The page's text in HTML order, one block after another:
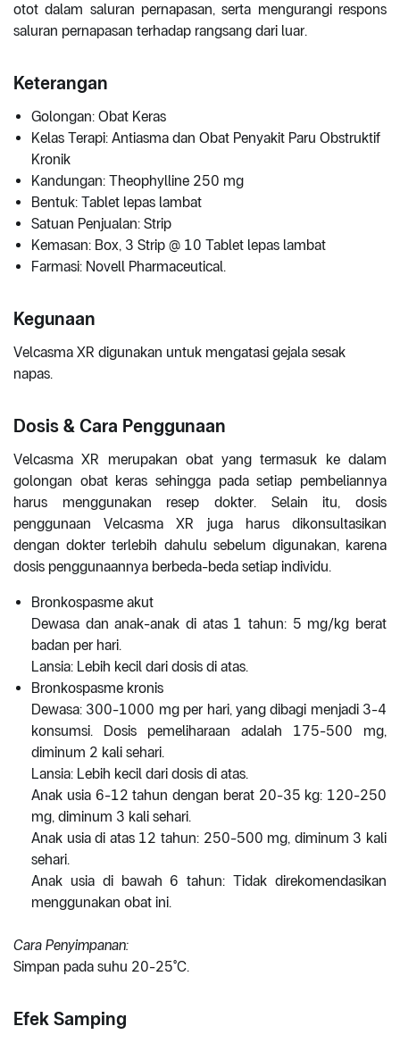
otot dalam saluran pernapasan, serta mengurangi respons
saluran pernapasan terhadap rangsang dari luar.
Keterangan
Golongan: Obat Keras
Kelas Terapi: Antiasma dan Obat Penyakit Paru Obstruktif
Kronik
Kandungan: Theophylline 250 mg
Bentuk: Tablet lepas lambat
Satuan Penjualan: Strip
Kemasan: Box, 3 Strip @ 10 Tablet lepas lambat
Farmasi: Novell Pharmaceutical.
Kegunaan
Velcasma XR digunakan untuk mengatasi gejala sesak
napas.
Dosis & Cara Penggunaan
Velcasma XR merupakan obat yang termasuk ke dalam
golongan obat keras sehingga pada setiap pembeliannya
harus menggunakan resep dokter. Selain itu, dosis
penggunaan Velcasma XR juga harus dikonsultasikan
dengan dokter terlebih dahulu sebelum digunakan, karena
dosis penggunaannya berbeda-beda setiap individu.
Bronkospasme akut
Dewasa dan anak-anak di atas 1 tahun: 5 mg/kg berat
badan per hari.
Lansia: Lebih kecil dari dosis di atas.
Bronkospasme kronis
Dewasa: 300-1000 mg per hari, yang dibagi menjadi 3-4
konsumsi. Dosis pemeliharaan adalah 175-500 mg,
diminum 2 kali sehari.
Lansia: Lebih kecil dari dosis di atas.
Anak usia 6-12 tahun dengan berat 20-35 kg: 120-250
mg, diminum 3 kali sehari.
Anak usia di atas 12 tahun: 250-500 mg, diminum 3 kali
sehari.
Anak usia di bawah 6 tahun: Tidak direkomendasikan
menggunakan obat ini.
Cara Penyimpanan:
Simpan pada suhu 20-25°C.
Efek Samping